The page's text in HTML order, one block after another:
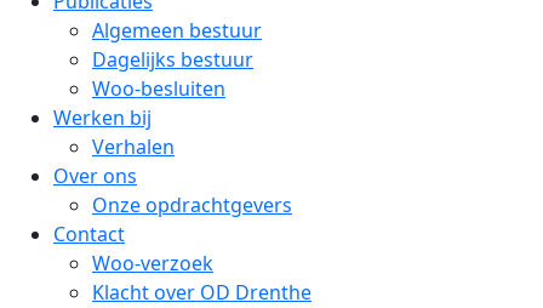
Algemeen bestuur
Dagelijks bestuur
Woo-besluiten
Werken bij
Verhalen
Over ons
Onze opdrachtgevers
Contact
Woo-verzoek
Klacht over OD Drenthe